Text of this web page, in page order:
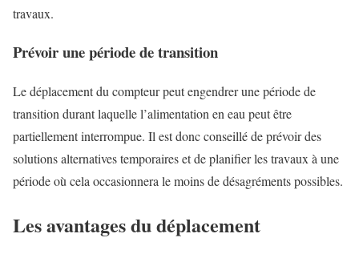
travaux.
Prévoir une période de transition
Le déplacement du compteur peut engendrer une période de
transition durant laquelle l’alimentation en eau peut être
partiellement interrompue. Il est donc conseillé de prévoir des
solutions alternatives temporaires et de planifier les travaux à une
période où cela occasionnera le moins de désagréments possibles.
Les avantages du déplacement